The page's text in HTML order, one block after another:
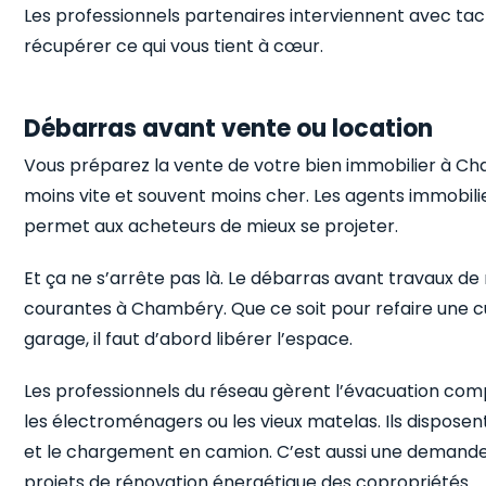
Les professionnels partenaires interviennent avec
récupérer ce qui vous tient à cœur.
Débarras avant vente ou location
Vous préparez la vente de votre bien immobilier à
moins vite et souvent moins cher. Les agents
permet aux acheteurs de mieux se projeter.
Et ça ne s’arrête pas là. Le débarras avant travaux
courantes à Chambéry. Que ce soit pour refaire une
garage, il faut d’abord libérer l’espace.
Les professionnels du réseau gèrent l’évacuation
les électroménagers ou les vieux matelas. Ils
et le chargement en camion. C’est aussi une